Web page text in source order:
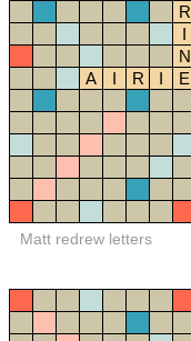
R
I
N
A
I R I E
Matt redrew letters